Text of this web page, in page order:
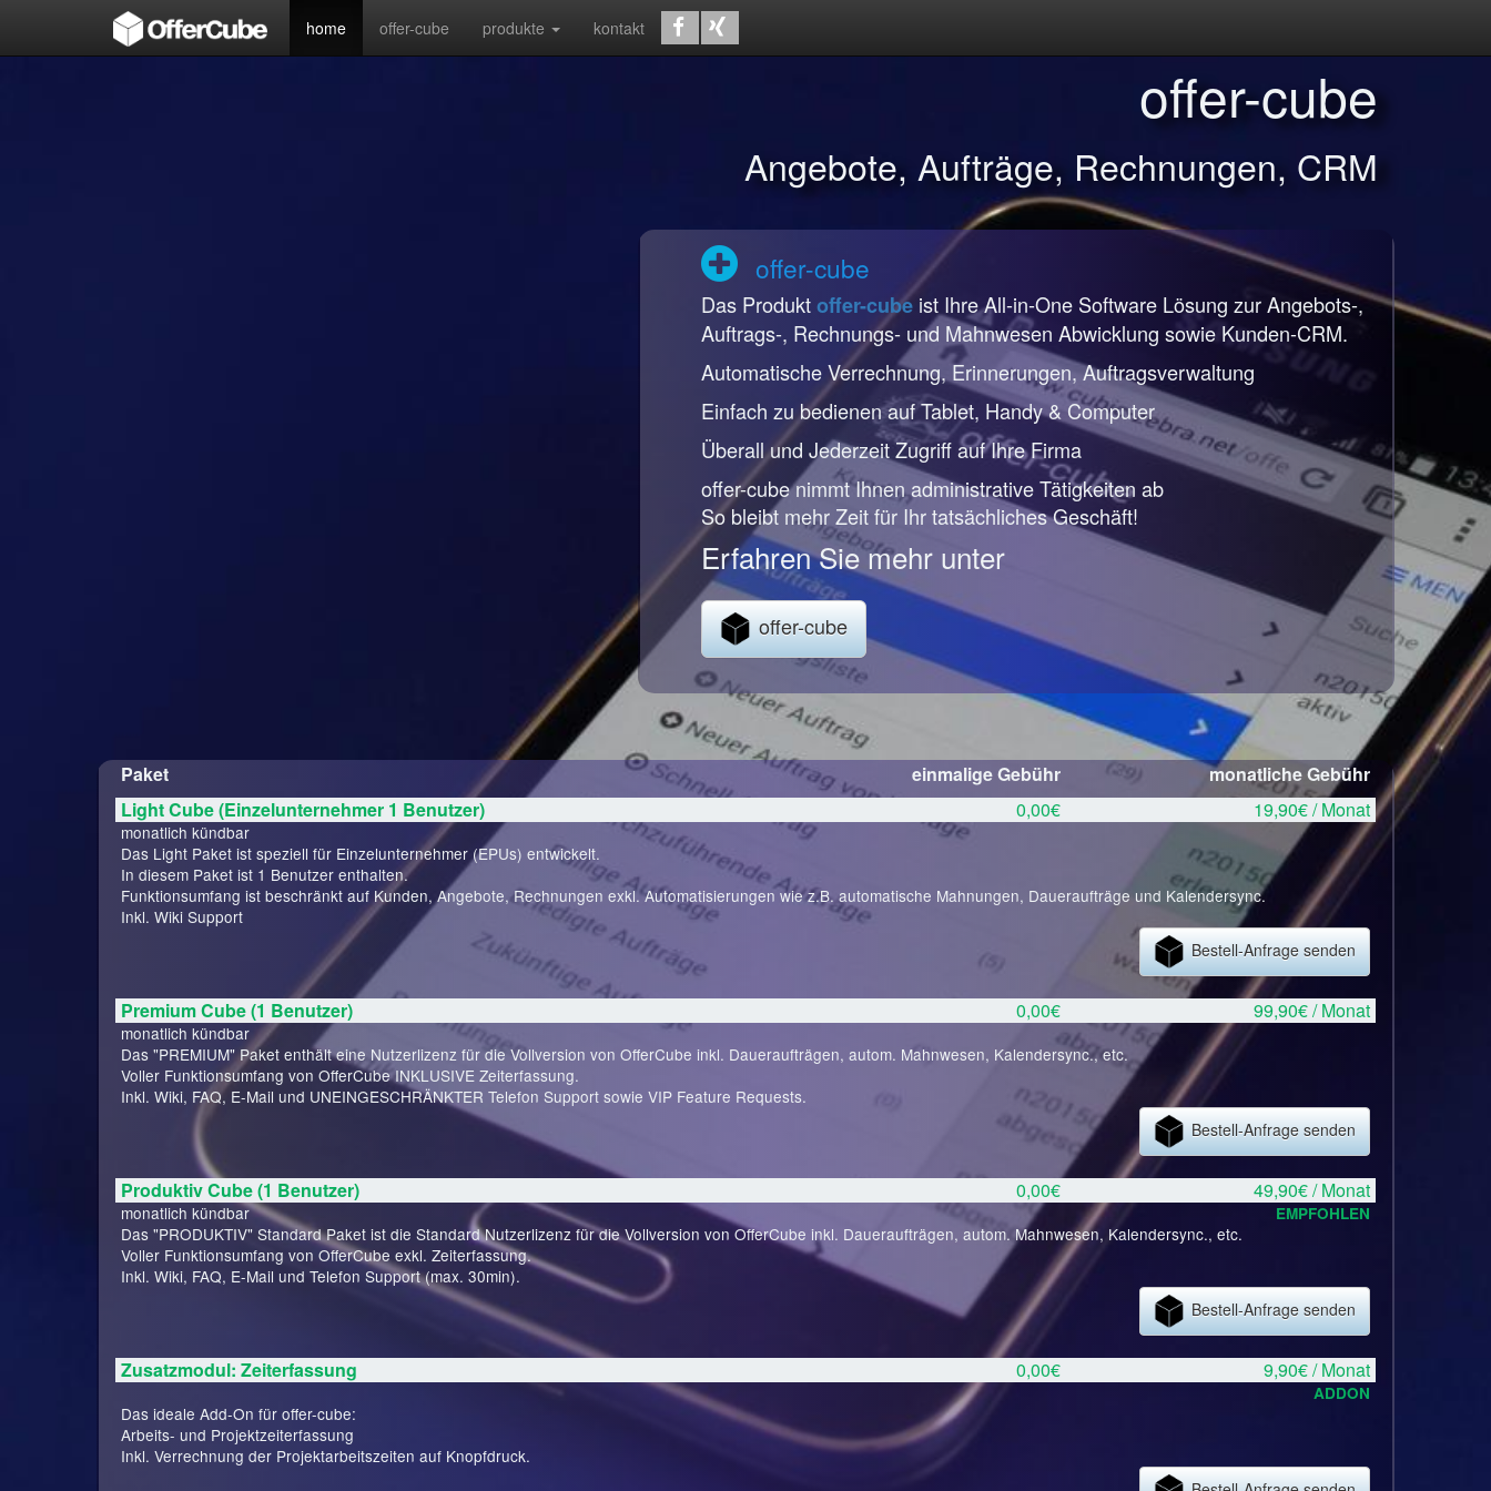
home offer-cube produkte kontakt
offer-cube
Angebote, Aufträge, Rechnungen, CRM
offer-cube
Das Produktoffer-cubeist Ihre All-in-One Software Lösung zur Angebots-,
Auftrags-, Rechnungs- und Mahnwesen Abwicklung sowie Kunden-CRM.
Automatische Verrechnung, Erinnerungen, Auftragsverwaltung
Einfach zu bedienen auf Tablet, Handy & Computer
Überall und Jederzeit Zugriff auf Ihre Firma
offer-cube nimmt Ihnen administrative Tätigkeiten ab
So bleibt mehr Zeit für Ihr tatsächliches Geschäft!
Erfahren Sie mehr unter
offer-cube
Paket einmalige Gebühr
monatliche Gebühr
Light Cube (Einzelunternehmer 1 Benutzer)
0,00€ 19,90€ / Monat
monatlich kündbar
Das Light Paket ist speziell für Einzelunternehmer (EPUs) entwickelt.
In diesem Paket ist 1 Benutzer enthalten.
Funktionsumfang ist beschränkt auf Kunden, Angebote, Rechnungen exkl. Automatisierungen wie z.B. automatische Mahnungen, Daueraufträge und Kalendersync.
Inkl. Wiki Support
Bestell-Anfrage senden
Premium Cube (1 Benutzer) 0,00€ 99,90€ / Monat
monatlich kündbar
Das "PREMIUM" Paket enthält eine Nutzerlizenz für die Vollversion von OfferCube inkl. Daueraufträgen, autom. Mahnwesen, Kalendersync., etc.
Voller Funktionsumfang von OfferCube INKLUSIVE Zeiterfassung.
Inkl. Wiki, FAQ, E-Mail und UNEINGESCHRÄNKTER Telefon Support sowie VIP Feature Requests.
Bestell-Anfrage senden
Produktiv Cube (1 Benutzer) 0,00€ 49,90€ / Monat
monatlich kündbar EMPFOHLEN
Das "PRODUKTIV" Standard Paket ist die Standard Nutzerlizenz für die Vollversion von OfferCube inkl. Daueraufträgen, autom. Mahnwesen, Kalendersync., etc.
Voller Funktionsumfang von OfferCube exkl. Zeiterfassung.
Inkl. Wiki, FAQ, E-Mail und Telefon Support (max. 30min).
Bestell-Anfrage senden
Zusatzmodul: Zeiterfassung 0,00€ 9,90€ / Monat
ADDON
Das ideale Add-On für offer-cube:
Arbeits- und Projektzeiterfassung
Inkl. Verrechnung der Projektarbeitszeiten auf Knopfdruck.